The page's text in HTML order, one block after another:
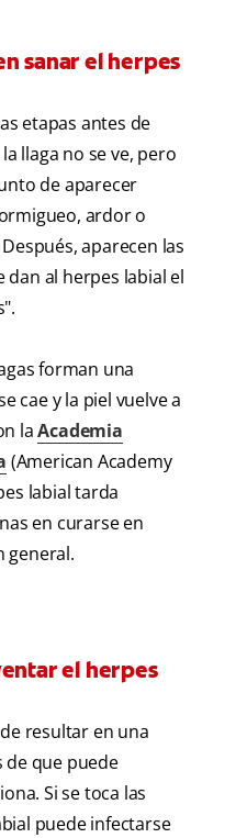
sanar el herpes
etapas antes de
llaga no se ve, pero
de aparecer
ardor o
aparecen las
dan al herpes labial el
forman una
cae y la piel vuelve a
laAcademia
(American Academy
labial tarda
en curarse en
general.
el herpes
resultar en una
de que puede
Si se toca las
puede infectarse